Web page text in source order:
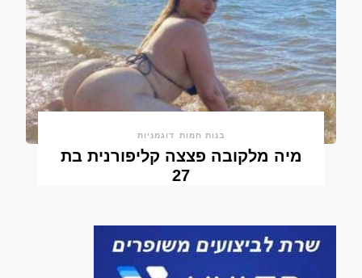
בנות חמות דוגמניות
מיה מלקובה פצצה קליפורנית בת
27